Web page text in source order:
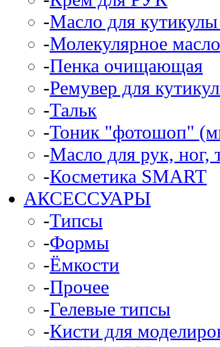
-Масло для
-Молекулярное масло
-Пенка очищающая
-Ремувер для
-Тальк
-Тоник "фотошоп"
-Масло для рук, ног,
-Косметика SMART
АКСЕССУАРЫ
-Типсы
-Формы
-Ёмкости
-Прочее
-Гелевые типсы
-Кисти для